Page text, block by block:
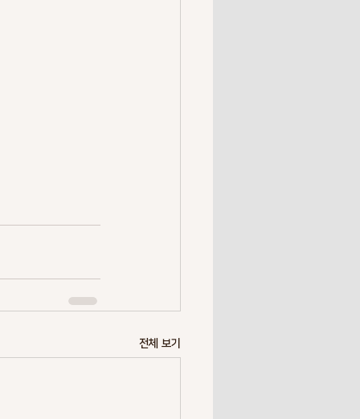
전체 보기